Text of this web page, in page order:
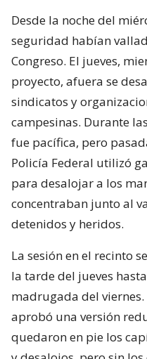
Desde la noche del
seguridad habían
Congreso. El jueves,
proyecto, afuera se
sindicatos y
campesinas. Durante
fue pacífica, pero
Policía Federal utilizó
para desalojar a los
concentraban junto al
detenidos y heridos.
La sesión en el recinto
la tarde del jueves
madrugada del
aprobó una versión
quedaron en pie los